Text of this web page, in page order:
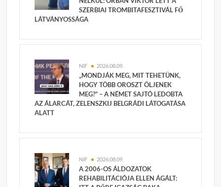
SZERBIAI TROMBITAFESZTIVÁL FŐ
LÁTVÁNYOSSÁGA
NIF 2026.08.09.
„MONDJÁK MEG, MIT TEHETÜNK,
HOGY TÖBB OROSZT ÖLJENEK
MEG?” – A NÉMET SAJTÓ LEDOBTA
AZ ÁLARCÁT, ZELENSZKIJ BELGRÁDI LÁTOGATÁSA
ALATT
NIF 2026.08.09.
A 2006-OS ÁLDOZATOK
REHABILITÁCIÓJA ELLEN ÁGÁLT: